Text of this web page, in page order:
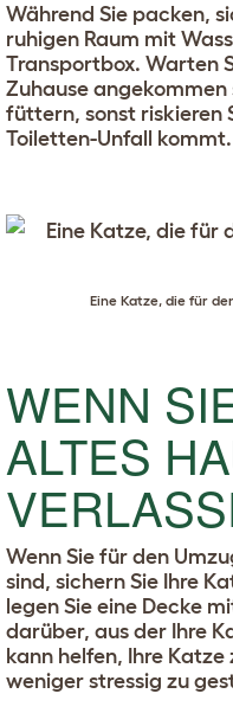
Während Sie packen,
ruhigen Raum mit
Transportbox. Warten
Zuhause angekommen
füttern, sonst riskieren
Toiletten-Unfall kommt.
Eine Katze, die für
WENN
ALTES
Wenn Sie für den
sind, sichern Sie Ihre
legen Sie eine Decke
darüber, aus der Ihre
kann helfen, Ihre
weniger stressig zu